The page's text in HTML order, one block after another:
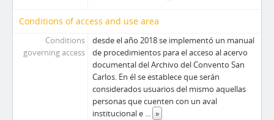
Conditions of access and use area
Conditions
governing access
desde el año 2018 se implementó un manual
de procedimientos para el acceso al acervo
documental del Archivo del Convento San
Carlos. En él se establece que serán
considerados usuarios del mismo aquellas
personas que cuenten con un aval
institucional e ... »